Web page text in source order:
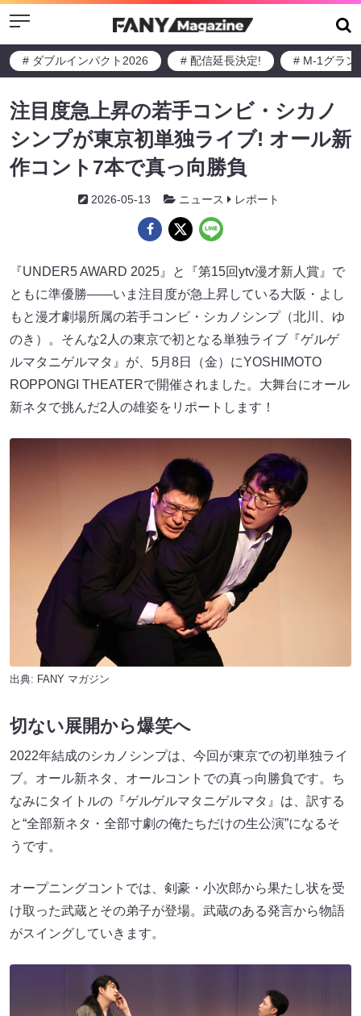
Menu
# ダブルインパクト2026 # 配信延長決定! # M-1グラン
注目度急上昇の若手コンビ・シカノ
シンプが東京初単独ライブ! オール新
作コント7本で真っ向勝負
2026-05-13 ニュース レポート
『UNDER5 AWARD 2025』と『第15回ytv漫才新人賞』で
ともに準優勝――いま注目度が急上昇している大阪・よし
もと漫才劇場所属の若手コンビ・シカノシンプ（北川、ゆ
のき）。そんな2人の東京で初となる単独ライブ『ゲルゲ
ルマタニゲルマタ』が、5月8日（金）にYOSHIMOTO
ROPPONGI THEATERで開催されました。大舞台にオール
新ネタで挑んだ2人の雄姿をリポートします！
出典: FANY マガジン
切ない展開から爆笑へ
2022年結成のシカノシンプは、今回が東京での初単独ライ
ブ。オール新ネタ、オールコントでの真っ向勝負です。ち
なみにタイトルの『ゲルゲルマタニゲルマタ』は、訳する
と“全部新ネタ・全部寸劇の俺たちだけの生公演”になるそ
うです。
オープニングコントでは、剣豪・小次郎から果たし状を受
け取った武蔵とその弟子が登場。武蔵のある発言から物語
がスイングしていきます。